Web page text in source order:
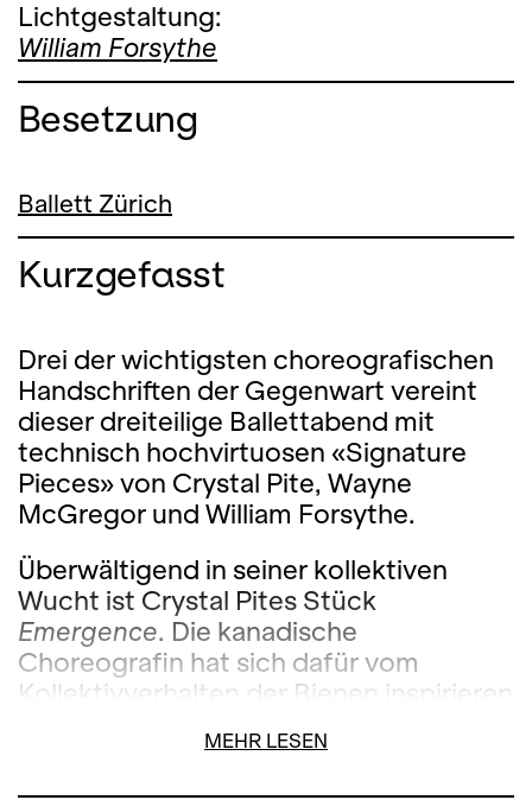
Lichtgestaltung:
William Forsythe
Besetzung
Ballett Zürich
Kurzgefasst
Drei der wichtigsten choreografischen
Handschriften der Gegenwart vereint
dieser dreiteilige Ballettabend mit
technisch hochvirtuosen «Signature
Pieces» von Crystal Pite, Wayne
McGregor und William Forsythe.
Überwältigend in seiner kollektiven
Wucht ist Crystal Pites Stück
Emergence. Die kanadische
Choreografin hat sich dafür vom
Kollektivverhalten der Bienen inspirieren
als Modell auf die Kreativität einer
MEHR LESEN